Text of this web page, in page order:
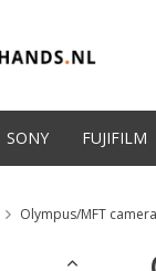
SONY FUJIFILM
Olympus/MFT